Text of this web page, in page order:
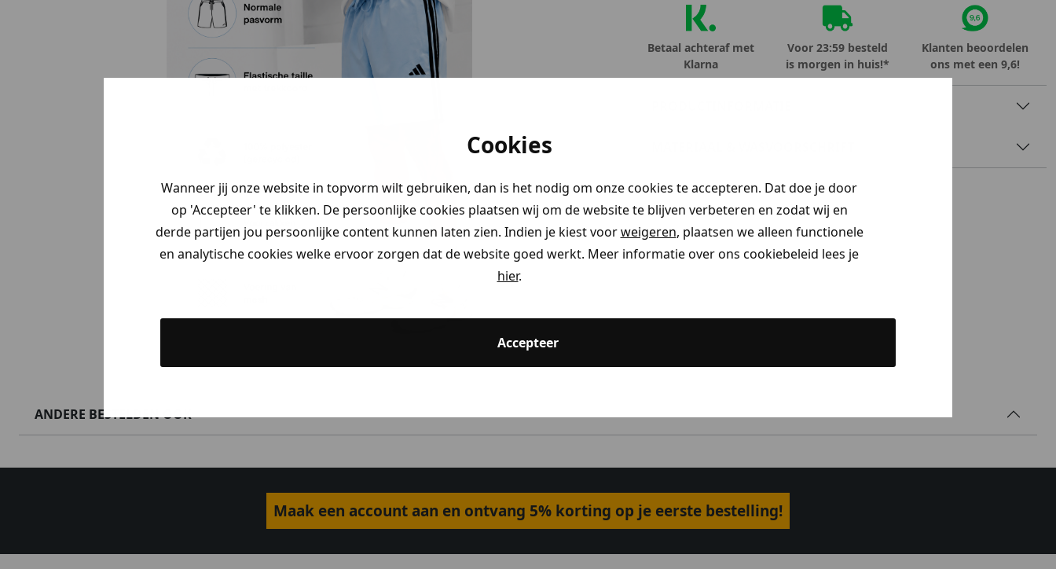
Cookies
Wanneer jij onze website in topvorm wilt gebruiken, dan is het nodig om onze cookies te accepteren. Dat doe je door
op 'Accepteer' te klikken. De persoonlijke cookies plaatsen wij om de website te blijven verbeteren en zodat wij en
derde partijen jou persoonlijke content kunnen laten zien. Indien je kiest voorweigeren, plaatsen we alleen functionele
en analytische cookies welke ervoor zorgen dat de website goed werkt. Meer informatie over ons cookiebeleid lees je
hier.
Accepteer
Betaal achteraf met
Klarna
Voor 23:59 besteld
is morgen in huis!*
Klanten beoordelen
ons met een 9,6!
ANDERE BESTELDEN OOK
Maak een account aan en ontvang 5% korting op je eerste bestelling!